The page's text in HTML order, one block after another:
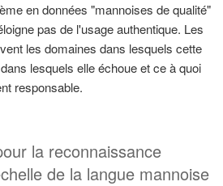
en données "mannoises de qualité"
pas de l'usage authentique. Les
les domaines dans lesquels cette
lesquels elle échoue et ce à quoi
responsable.
la reconnaissance
de la langue mannoise